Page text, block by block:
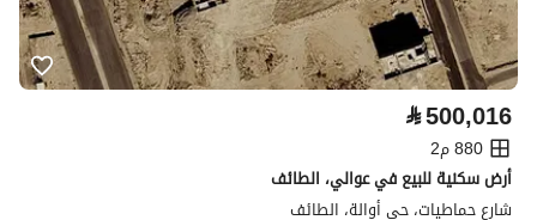
⃁500,016
880 م2
أرض سكنية للبيع في عوالي، الطائف
شارع حماطيات، حي أوالة، الطائف